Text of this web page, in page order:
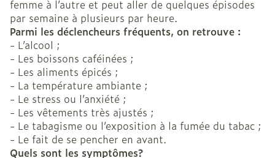
femme à l’autre et peut aller de quelques épisodes
par semaine à plusieurs par heure.
Parmi les déclencheurs fréquents, on retrouve :
- L’alcool ;
- Les boissons caféinées ;
- Les aliments épicés ;
- La température ambiante ;
- Le stress ou l’anxiété ;
- Les vêtements très ajustés ;
- Le tabagisme ou l’exposition à la fumée du tabac ;
- Le fait de se pencher en avant.
Quels sont les symptômes?